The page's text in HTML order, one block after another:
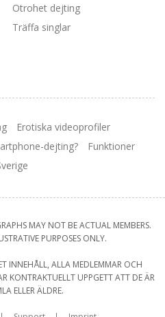
Otrohet dejting
Träffa singlar
Erotiska videoprofiler
dejting?
Funktioner
MAY NOT BE ACTUAL MEMBERS.
PURPOSES ONLY.
INNEHÅLL, ALLA MEDLEMMAR OCH
KONTRAKTUELLT UPPGETT ATT DE ÄR
ELLER ÄLDRE.